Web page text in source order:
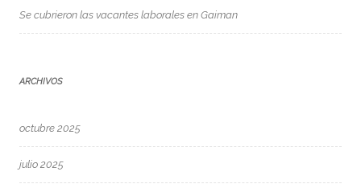
Se cubrieron las vacantes laborales en Gaiman
ARCHIVOS
octubre 2025
julio 2025